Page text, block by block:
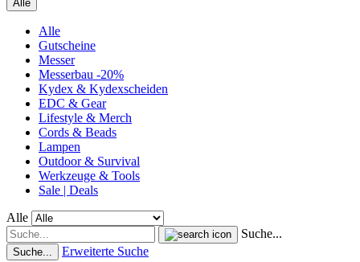
Alle
Alle
Gutscheine
Messer
Messerbau -20%
Kydex & Kydexscheiden
EDC & Gear
Lifestyle & Merch
Cords & Beads
Lampen
Outdoor & Survival
Werkzeuge & Tools
Sale | Deals
Alle
Suche...
Suche... Erweiterte Suche